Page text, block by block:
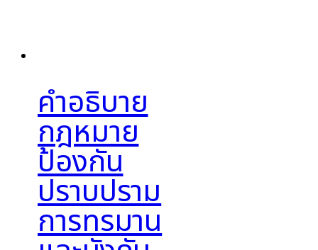
คำอธิบาย
กฎหมาย
ป้องกัน
ปราบปราม
การทรมาน